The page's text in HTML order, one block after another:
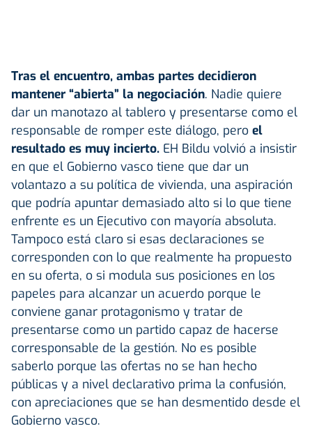
Tras el encuentro, ambas partes decidieron
mantener “abierta” la negociación. Nadie quiere
dar un manotazo al tablero y presentarse como el
responsable de romper este diálogo, pero el
resultado es muy incierto. EH Bildu volvió a insistir
en que el Gobierno vasco tiene que dar un
volantazo a su política de vivienda, una aspiración
que podría apuntar demasiado alto si lo que tiene
enfrente es un Ejecutivo con mayoría absoluta.
Tampoco está claro si esas declaraciones se
corresponden con lo que realmente ha propuesto
en su oferta, o si modula sus posiciones en los
papeles para alcanzar un acuerdo porque le
conviene ganar protagonismo y tratar de
presentarse como un partido capaz de hacerse
corresponsable de la gestión. No es posible
saberlo porque las ofertas no se han hecho
públicas y a nivel declarativo prima la confusión,
con apreciaciones que se han desmentido desde el
Gobierno vasco.